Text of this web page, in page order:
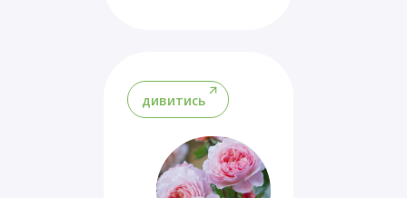
дивитись